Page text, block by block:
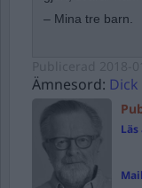
– Mina tre barn.
Ämnesord: